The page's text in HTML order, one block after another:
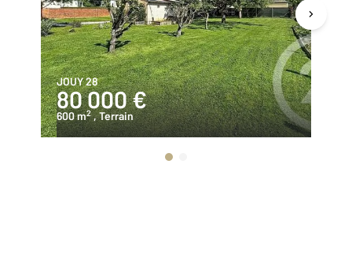
JOUY 28
80 000 €
600 m2 , Terrain